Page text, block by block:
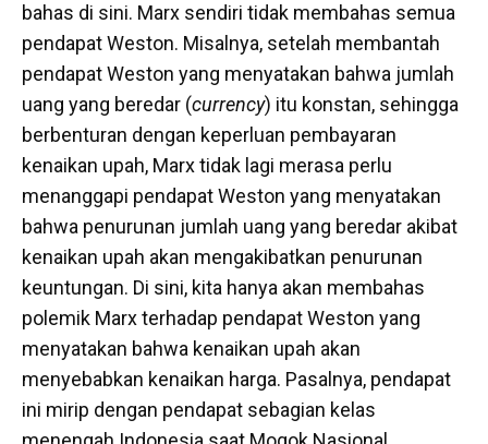
bahas di sini. Marx sendiri tidak membahas semua
pendapat Weston. Misalnya, setelah membantah
pendapat Weston yang menyatakan bahwa jumlah
uang yang beredar (currency) itu konstan, sehingga
berbenturan dengan keperluan pembayaran
kenaikan upah, Marx tidak lagi merasa perlu
menanggapi pendapat Weston yang menyatakan
bahwa penurunan jumlah uang yang beredar akibat
kenaikan upah akan mengakibatkan penurunan
keuntungan. Di sini, kita hanya akan membahas
polemik Marx terhadap pendapat Weston yang
menyatakan bahwa kenaikan upah akan
menyebabkan kenaikan harga. Pasalnya, pendapat
ini mirip dengan pendapat sebagian kelas